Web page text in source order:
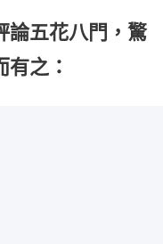
論五花八門，驚
之：